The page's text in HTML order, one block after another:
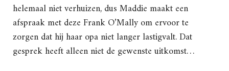
helemaal niet verhuizen, dus Maddie maakt een
afspraak met deze Frank O’Mally om ervoor te
zorgen dat hij haar opa niet langer lastigvalt. Dat
gesprek heeft alleen niet de gewenste uitkomst…